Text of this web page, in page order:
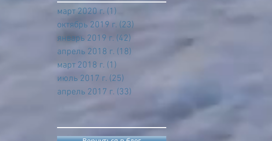
март 2020 г. (1)
октябрь 2019 г. (23)
январь 2019 г. (42)
апрель 2018 г. (18)
март 2018 г. (1)
июль 2017 г. (25)
апрель 2017 г. (33)